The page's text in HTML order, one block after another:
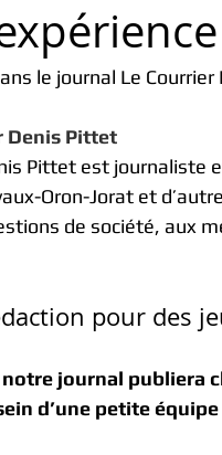
le journal Le
Denis Pittet
Pittet est journaliste
Oron-Jorat et
de société, aux
pour des
notre journal publiera
d’une petite